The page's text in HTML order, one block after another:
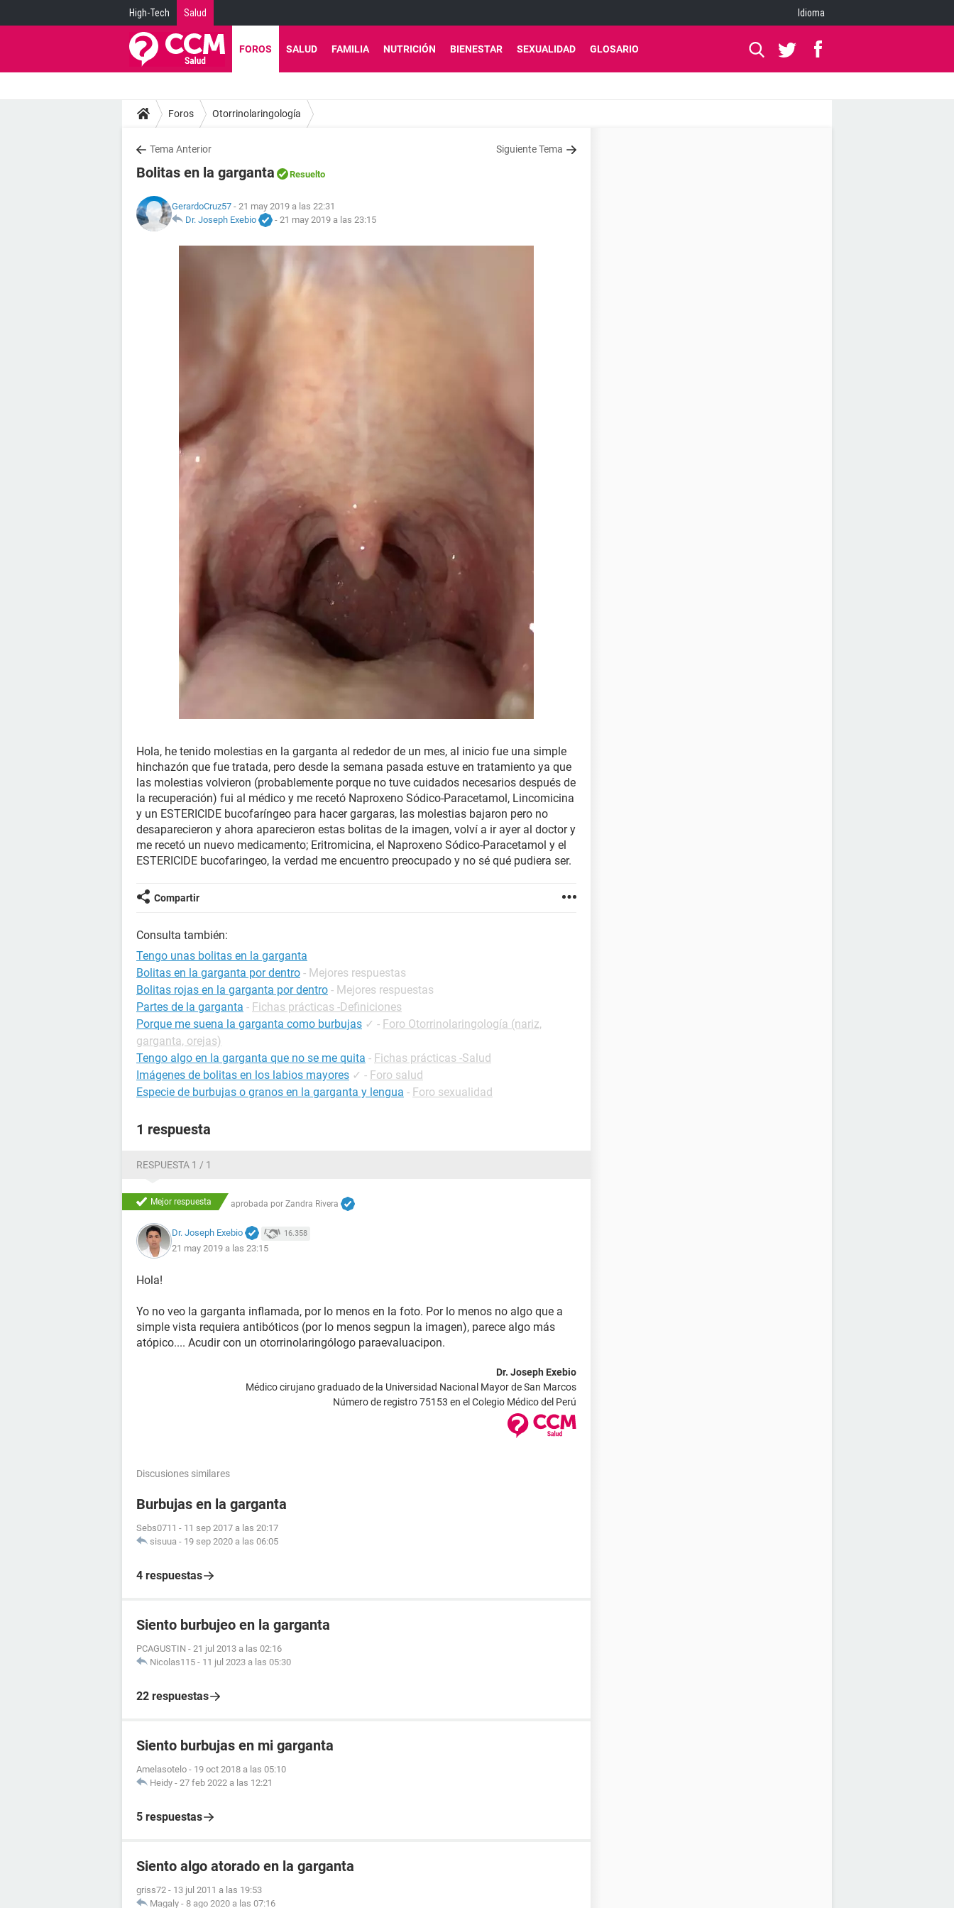
High-Tech Salud Idioma
FOROS SALUD FAMILIA NUTRICIÓN BIENESTAR SEXUALIDAD GLOSARIO
Foros Otorrinolaringología
Tema Anterior Siguiente Tema
Bolitas en la garganta Resuelto
GerardoCruz57 - 21 may 2019 a las 22:31
Dr. Joseph Exebio
- 21 may 2019 a las 23:15
Hola, he tenido molestias en la garganta al rededor de un mes, al inicio fue una simple
hinchazón que fue tratada, pero desde la semana pasada estuve en tratamiento ya que
las molestias volvieron (probablemente porque no tuve cuidados necesarios después de
la recuperación) fui al médico y me recetó Naproxeno Sódico-Paracetamol, Lincomicina
y un ESTERICIDE bucofaríngeo para hacer gargaras, las molestias bajaron pero no
desaparecieron y ahora aparecieron estas bolitas de la imagen, volví a ir ayer al doctor y
me recetó un nuevo medicamento; Eritromicina, el Naproxeno Sódico-Paracetamol y el
ESTERICIDE bucofaringeo, la verdad me encuentro preocupado y no sé qué pudiera ser.
Compartir
Consulta también:
Tengo unas bolitas en la garganta
Bolitas en la garganta por dentro - Mejores respuestas
Bolitas rojas en la garganta por dentro - Mejores respuestas
Partes de la garganta - Fichas prácticas -Definiciones
Porque me suena la garganta como burbujas ✓ - Foro Otorrinolaringología (nariz,
garganta, orejas)
Tengo algo en la garganta que no se me quita - Fichas prácticas -Salud
Imágenes de bolitas en los labios mayores ✓ - Foro salud
Especie de burbujas o granos en la garganta y lengua - Foro sexualidad
1 respuesta
RESPUESTA 1 / 1
Mejor respuesta aprobada por Zandra Rivera
Dr. Joseph Exebio 16.358
21 may 2019 a las 23:15
Hola!
Yo no veo la garganta inflamada, por lo menos en la foto. Por lo menos no algo que a
simple vista requiera antibóticos (por lo menos segpun la imagen), parece algo más
atópico.... Acudir con un otorrinolaringólogo paraevaluacipon.
Dr. Joseph Exebio
Médico cirujano graduado de la Universidad Nacional Mayor de San Marcos
Número de registro 75153 en el Colegio Médico del Perú
Discusiones similares
Burbujas en la garganta
Sebs0711 - 11 sep 2017 a las 20:17
sisuua - 19 sep 2020 a las 06:05
4 respuestas
Siento burbujeo en la garganta
PCAGUSTIN - 21 jul 2013 a las 02:16
Nicolas115 - 11 jul 2023 a las 05:30
22 respuestas
Siento burbujas en mi garganta
Amelasotelo - 19 oct 2018 a las 05:10
Heidy - 27 feb 2022 a las 12:21
5 respuestas
Siento algo atorado en la garganta
griss72 - 13 jul 2011 a las 19:53
Magaly - 8 ago 2020 a las 07:16